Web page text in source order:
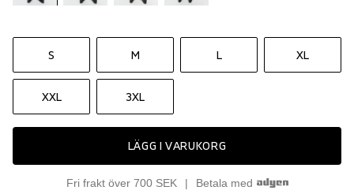
S M L XL
XXL 3XL
LÄGG I VARUKORG
Fri frakt över 700 SEK Betala med